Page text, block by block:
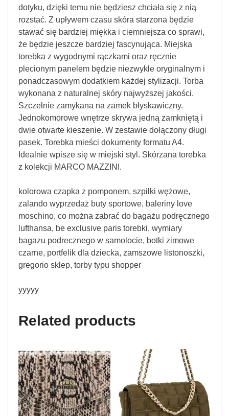
dotyku, dzięki temu nie będziesz chciała się z nią
rozstać. Z upływem czasu skóra starzona będzie
stawać się bardziej miękka i ciemniejsza co sprawi,
że będzie jeszcze bardziej fascynująca. Miejska
torebka z wygodnymi rączkami oraz ręcznie
plecionym panelem będzie niezwykle oryginalnym i
ponadczasowym dodatkiem każdej stylizacji. Torba
wykonana z naturalnej skóry najwyższej jakości.
Szczelnie zamykana na zamek błyskawiczny.
Jednokomorowe wnętrze skrywa jedną zamkniętą i
dwie otwarte kieszenie. W zestawie dołączony długi
pasek. Torebka mieści dokumenty formatu A4.
Idealnie wpisze się w miejski styl. Skórzana torebka
z kolekcji MARCO MAZZINI.
kolorowa czapka z pomponem, szpilki wężowe,
zalando wyprzedaż buty sportowe, baleriny love
moschino, co można zabrać do bagażu podręcznego
lufthansa, be exclusive paris torebki, wymiary
bagazu podrecznego w samolocie, botki zimowe
czarne, portfelik dla dziecka, zamszowe listonoszki,
gregorio sklep, torby typu shopper
yyyyy
Related products